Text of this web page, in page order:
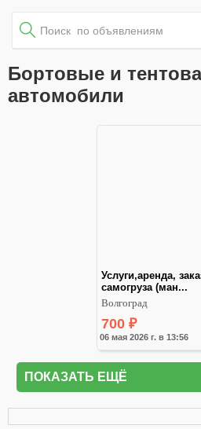
Бортовые и
автомобили
06 мая 2026 г. в 13:56
Услуги,аренда,
самогруза (ман...
Волгоград
700 ₽
ПОКАЗАТЬ ЕЩЁ